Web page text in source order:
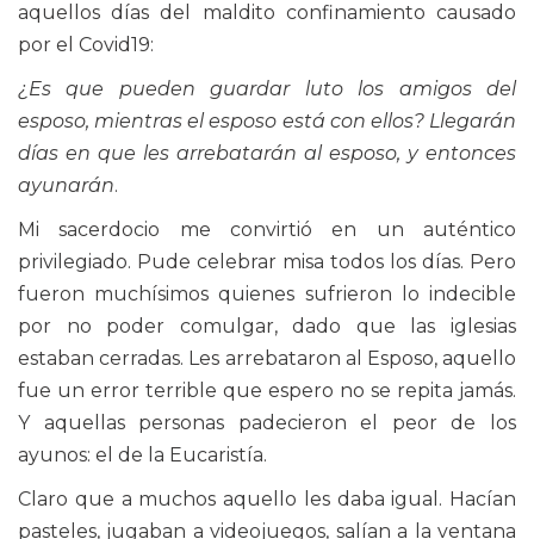
aquellos días del maldito confinamiento causado
por el Covid19:
¿Es que pueden guardar luto los amigos del
esposo, mientras el esposo está con ellos? Llegarán
días en que les arrebatarán al esposo, y entonces
ayunarán.
Mi sacerdocio me convirtió en un auténtico
privilegiado. Pude celebrar misa todos los días. Pero
fueron muchísimos quienes sufrieron lo indecible
por no poder comulgar, dado que las iglesias
estaban cerradas. Les arrebataron al Esposo, aquello
fue un error terrible que espero no se repita jamás.
Y aquellas personas padecieron el peor de los
ayunos: el de la Eucaristía.
Claro que a muchos aquello les daba igual. Hacían
pasteles, jugaban a videojuegos, salían a la ventana